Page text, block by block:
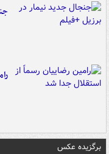
برگزیده عکس